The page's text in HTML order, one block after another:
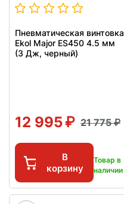
Пневматическая винтовка
Ekol Major ES450 4.5 мм
(3 Дж, черный)
12 995 21 775
В
корзину
Товар в
наличии